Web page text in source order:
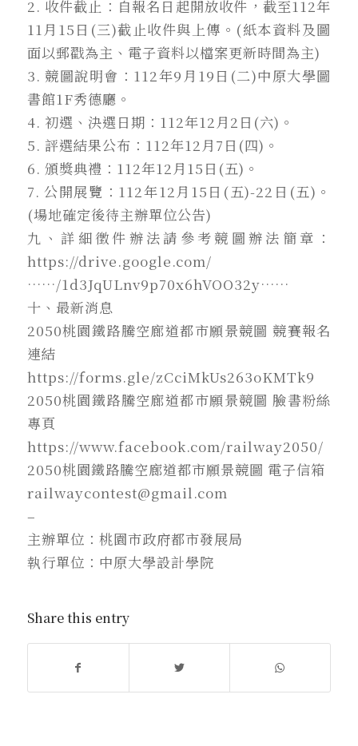
2. 收件截止：自報名日起開放收件，截至112年
11月15日(三)截止收件與上傳。(紙本資料及圖
面以郵戳為主、電子資料以檔案更新時間為主)
3. 競圖說明會：112年9月19日(二)中原大學圖
書館1F秀德廳。
4. 初選、決選日期：112年12月2日(六)。
5. 評選結果公布：112年12月7日(四)。
6. 頒獎典禮：112年12月15日(五)。
7. 公開展覽：112年12月15日(五)-22日(五)。
(場地確定後待主辦單位公告)
九、詳細徵件辦法請參考競圖辦法簡章：
https://drive.google.com/
……/1d3JqULnv9p70x6hVOO32y……
十、最新消息
2050桃園鐵路騰空廊道都市願景競圖 競賽報名
連結
https://forms.gle/zCciMkUs263oKMTk9
2050桃園鐵路騰空廊道都市願景競圖 臉書粉絲
專頁
https://www.facebook.com/railway2050/
2050桃園鐵路騰空廊道都市願景競圖 電子信箱
railwaycontest@gmail.com
–
主辦單位：桃園市政府都市發展局
執行單位：中原大學設計學院
Share this entry